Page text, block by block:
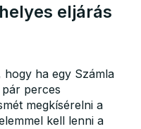
eljárás
hogy ha egy Számla
perces
megkísérelni a
kell lenni a